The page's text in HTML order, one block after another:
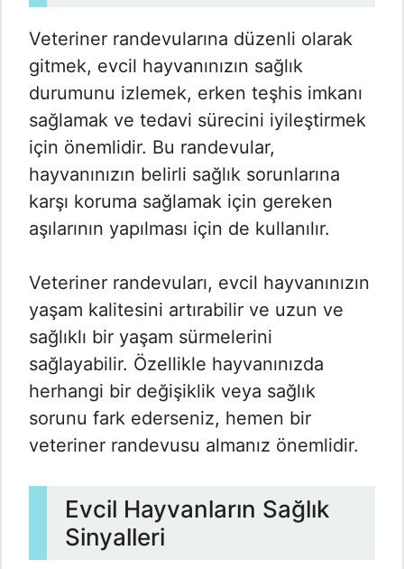
Veteriner randevularına düzenli olarak
gitmek, evcil hayvanınızın sağlık
durumunu izlemek, erken teşhis imkanı
sağlamak ve tedavi sürecini iyileştirmek
için önemlidir. Bu randevular,
hayvanınızın belirli sağlık sorunlarına
karşı koruma sağlamak için gereken
aşılarının yapılması için de kullanılır.
Veteriner randevuları, evcil hayvanınızın
yaşam kalitesini artırabilir ve uzun ve
sağlıklı bir yaşam sürmelerini
sağlayabilir. Özellikle hayvanınızda
herhangi bir değişiklik veya sağlık
sorunu fark ederseniz, hemen bir
veteriner randevusu almanız önemlidir.
Evcil Hayvanların Sağlık
Sinyalleri